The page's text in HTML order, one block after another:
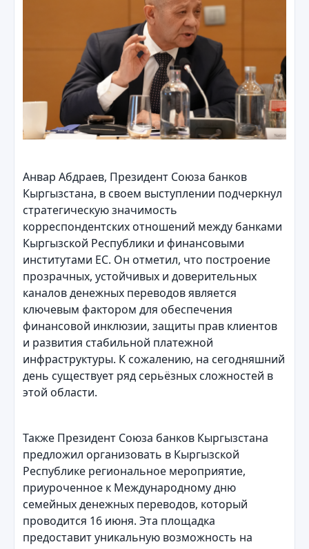
Анвар Абдраев, Президент Союза банков
Кыргызстана, в своем выступлении подчеркнул
стратегическую значимость
корреспондентских отношений между банками
Кыргызской Республики и финансовыми
институтами ЕС. Он отметил, что построение
прозрачных, устойчивых и доверительных
каналов денежных переводов является
ключевым фактором для обеспечения
финансовой инклюзии, защиты прав клиентов
и развития стабильной платежной
инфраструктуры. К сожалению, на сегодняшний
день существует ряд серьёзных сложностей в
этой области.
Также Президент Союза банков Кыргызстана
предложил организовать в Кыргызской
Республике региональное мероприятие,
приуроченное к Международному дню
семейных денежных переводов, который
проводится 16 июня. Эта площадка
предоставит уникальную возможность на